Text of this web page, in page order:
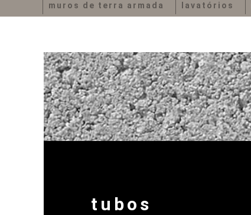
muros de terra armada lavatórios
tubos